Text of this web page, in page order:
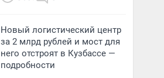
Новый логистический центр
за 2 млрд рублей и мост для
него отстроят в Кузбассе —
подробности